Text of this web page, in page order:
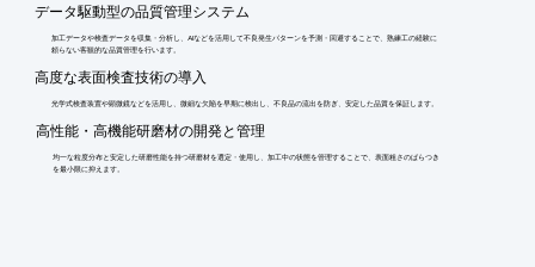
データ駆動型の品質管理システム
加工データや検査データを収集・分析し、AIなどを活用して不良発生パターンを予測・回避することで、熟練工の経験に
頼らない客観的な品質管理を行います。
高度な表面検査技術の導入
光学式検査装置や顕微鏡などを活用し、微細な欠陥を早期に検出し、不良品の流出を防ぎ、安定した品質を保証します。
高性能・高機能研磨材の開発と管理
均一な粒度分布と安定した研磨性能を持つ研磨材を選定・使用し、加工中の状態を管理することで、表面粗さのばらつき
を最小限に抑えます。